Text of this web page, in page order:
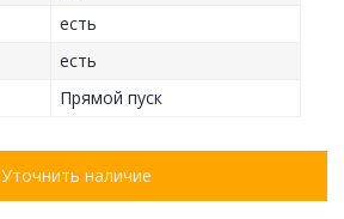
есть
есть
Прямой пуск
Уточнить наличие